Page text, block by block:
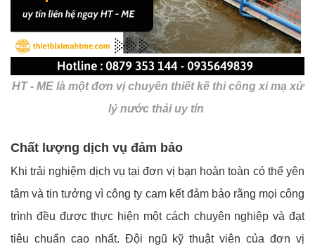
HT - ME là một đơn vị chuyên thiết kế thi công xi mạ xử
lý nước thải uy tín
Chất lượng dịch vụ đảm bảo
Khi trải nghiệm dịch vụ tại đơn vị bạn hoàn toàn có thể yên
tâm và tin tưởng vì công ty cam kết đảm bảo rằng mọi công
trình đều được thực hiện một cách chuyên nghiệp và đạt
tiêu chuẩn cao nhất. Đội ngũ kỹ thuật viên của đơn vị